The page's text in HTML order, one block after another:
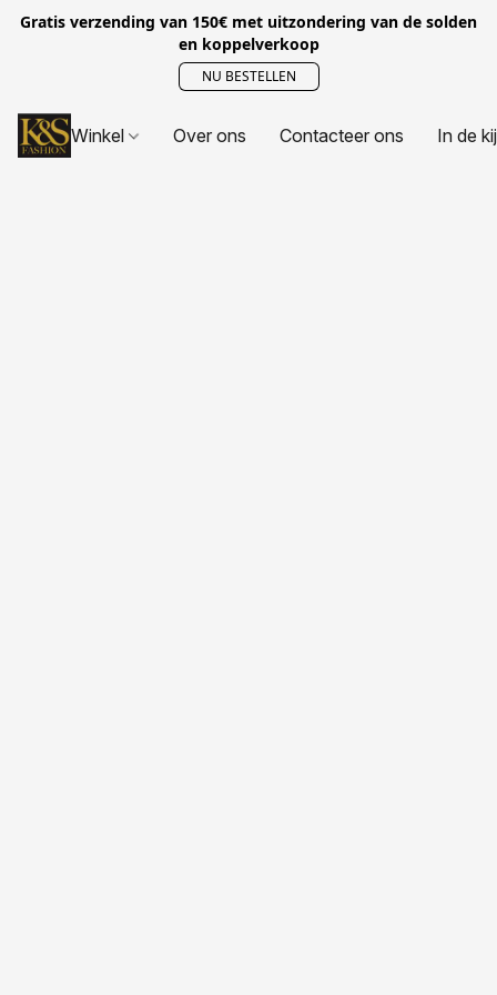
Gratis verzending van 150€ met uitzondering van de solden
en koppelverkoop
NU BESTELLEN
Winkel Over ons Contacteer ons In de